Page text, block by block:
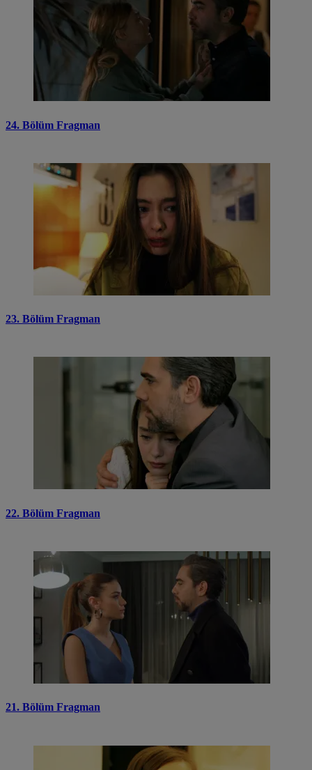
24. Bölüm Fragman
23. Bölüm Fragman
22. Bölüm Fragman
21. Bölüm Fragman